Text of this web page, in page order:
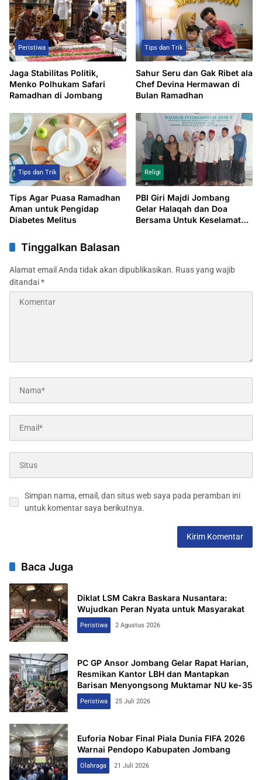
Peristiwa
Jaga Stabilitas Politik,
Menko Polhukam Safari
Ramadhan di Jombang
Tips dan Trik
Sahur Seru dan Gak Ribet ala
Chef Devina Hermawan di
Bulan Ramadhan
Tips dan Trik
Tips Agar Puasa Ramadhan
Aman untuk Pengidap
Diabetes Melitus
Religi
PBI Giri Majdi Jombang
Gelar Halaqah dan Doa
Bersama Untuk Keselamatan
Tinggalkan Balasan
Alamat email Anda tidak akan dipublikasikan. Ruas yang wajib
ditandai*
Simpan nama, email, dan situs web saya pada peramban ini
untuk komentar saya berikutnya.
Baca Juga
Diklat LSM Cakra Baskara Nusantara:
Wujudkan Peran Nyata untuk Masyarakat
Peristiwa 2 Agustus 2026
PC GP Ansor Jombang Gelar Rapat Harian,
Resmikan Kantor LBH dan Mantapkan
Barisan Menyongsong Muktamar NU ke-35
Peristiwa 25 Juli 2026
Euforia Nobar Final Piala Dunia FIFA 2026
Warnai Pendopo Kabupaten Jombang
Olahraga 21 Juli 2026